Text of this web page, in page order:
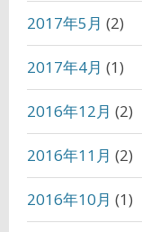
2017年5月 (2)
2017年4月 (1)
2016年12月 (2)
2016年11月 (2)
2016年10月 (1)